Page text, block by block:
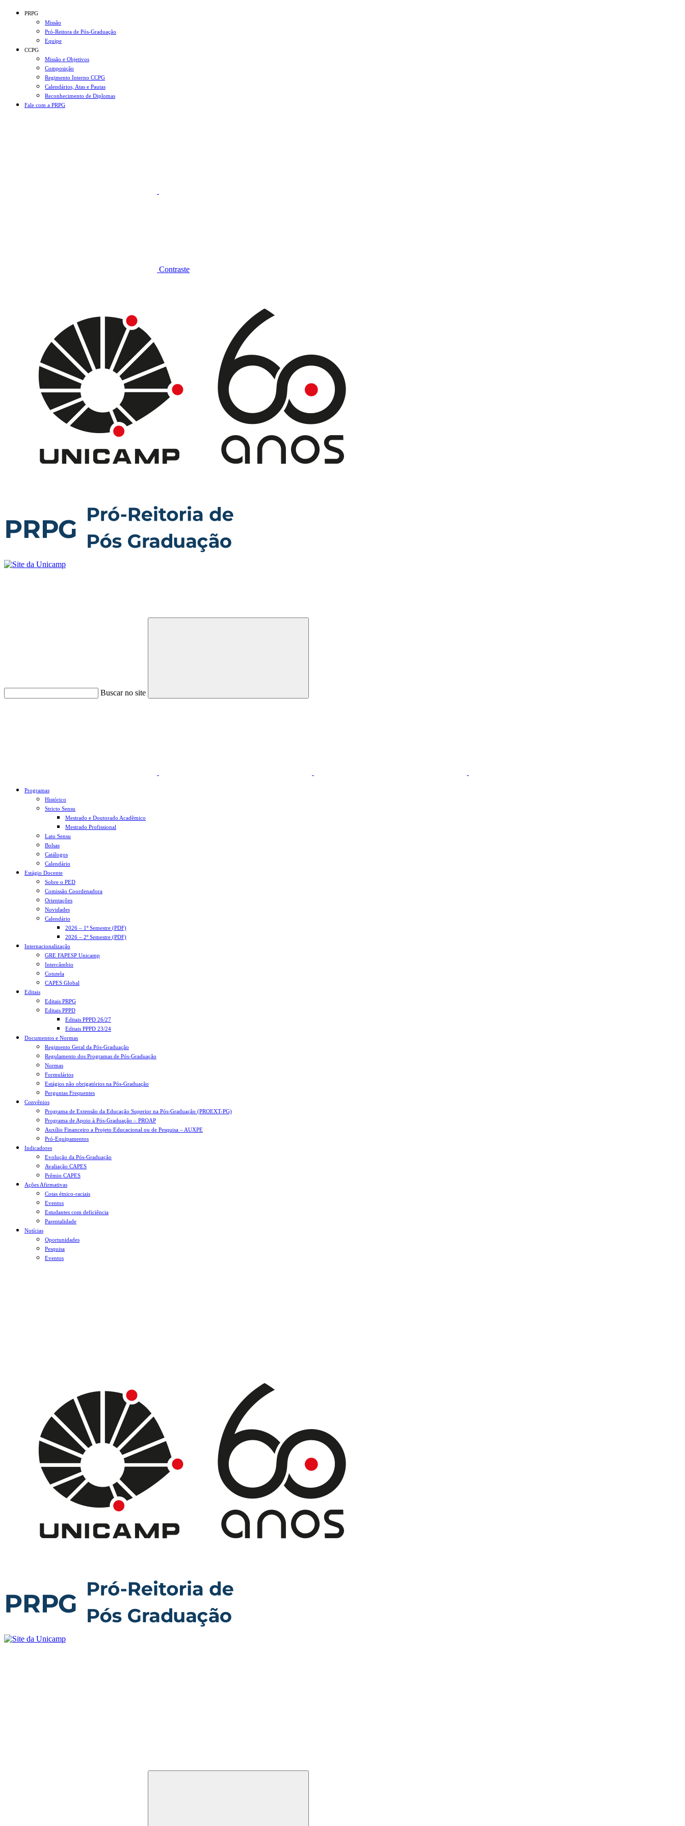
Conteúdo principal
PRPG
Missão
Pró-Reitora de Pós-Graduação
Equipe
CCPG
Missão e Objetivos
Composição
Regimento Interno CCPG
Calendários, Atas e Pautas
Reconhecimento de Diplomas
Fale com a PRPG
Contraste
Buscar no site
Buscar
Programas
Histórico
Stricto Sensu
Mestrado e Doutorado Acadêmico
Mestrado Profissional
Lato Sensu
Bolsas
Catálogos
Calendário
Estágio Docente
Sobre o PED
Comissão Coordenadora
Orientações
Novidades
Calendário
2026 – 1º Semestre (PDF)
2026 – 2º Semestre (PDF)
Internacionalização
GRE FAPESP Unicamp
Intercâmbio
Cotutela
CAPES Global
Editais
Editais PRPG
Editais PPPD
Editais PPPD 26/27
Editais PPPD 23/24
Documentos e Normas
Regimento Geral da Pós-Graduação
Regulamento dos Programas de Pós-Graduação
Normas
Formulários
Estágios não obrigatórios na Pós-Graduação
Perguntas Frequentes
Convênios
Programa de Extensão da Educação Superior na Pós-Graduação (PROEXT-PG)
Programa de Apoio à Pós-Graduação – PROAP
Auxílio Financeiro a Projeto Educacional ou de Pesquisa – AUXPE
Pró-Equipamentos
Indicadores
Evolução da Pós-Graduação
Avaliação CAPES
Prêmio CAPES
Ações Afirmativas
Cotas étnico-raciais
Eventos
Estudantes com deficiência
Parentalidade
Notícias
Oportunidades
Pesquisa
Eventos